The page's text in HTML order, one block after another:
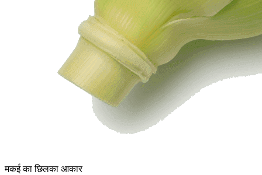
मकई का छिलका आकार